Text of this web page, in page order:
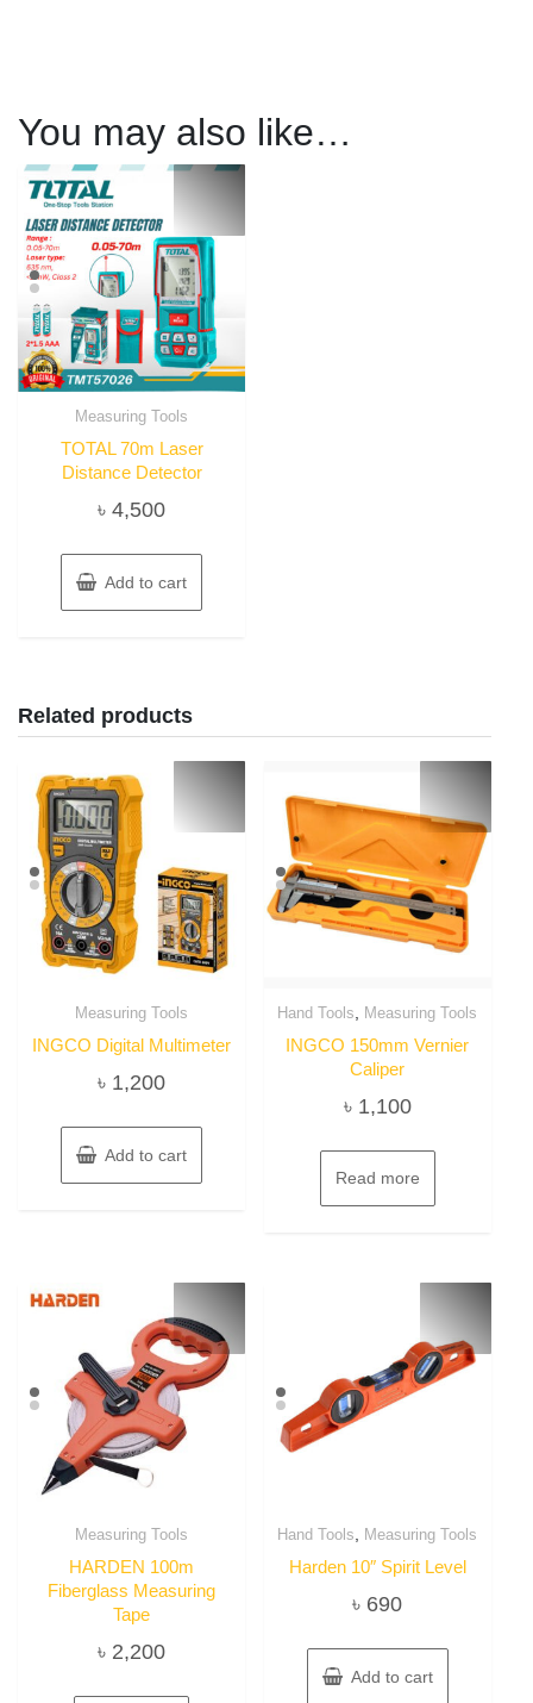
You may also like…
Measuring Tools
TOTAL 70m Laser
Distance Detector
৳4,500
Add to cart
Related products
Measuring Tools
INGCO Digital Multimeter
৳ 1,200
Add to cart
Hand Tools Measuring Tools
INGCO 150mm Vernier
Caliper
৳ 1,100
Read more
Measuring Tools
HARDEN 100m
Fiberglass Measuring
Tape
৳ 2,200
Hand Tools Measuring Tools
Harden 10″ Spirit Level
৳ 690
Add to cart